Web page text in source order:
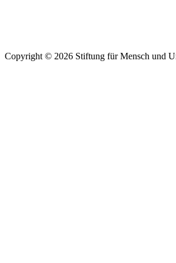
Copyright © 2026 Stiftung für Mensch und